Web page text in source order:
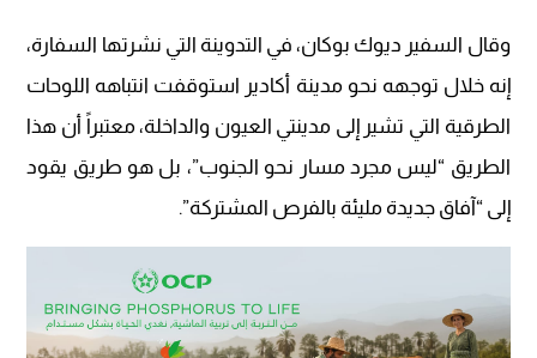
وقال السفير ديوك بوكان، في التدوينة التي نشرتها السفارة،
إنه خلال توجهه نحو مدينة أكادير استوقفت انتباهه اللوحات
الطرقية التي تشير إلى مدينتي العيون والداخلة، معتبراً أن هذا
الطريق “ليس مجرد مسار نحو الجنوب”، بل هو طريق يقود
إلى “آفاق جديدة مليئة بالفرص المشتركة”.